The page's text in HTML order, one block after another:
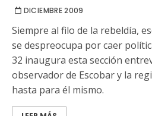
DICIEMBRE 2009
Siempre al filo de la rebeldía,
se despreocupa por caer
32 inaugura esta sección
observador de Escobar y la
hasta para él mismo.